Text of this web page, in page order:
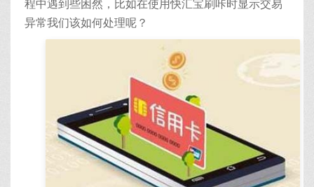
程中遇到些困然，比如在使用快汇宝刷咔时显示交易
异常我们该如何处理呢？